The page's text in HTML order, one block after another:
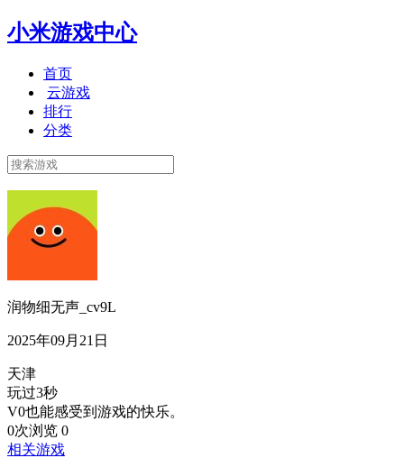
小米游戏中心
首页
云游戏
排行
分类
润物细无声_cv9L
2025年09月21日
天津
玩过3秒
V0也能感受到游戏的快乐。
0次浏览 0
相关游戏